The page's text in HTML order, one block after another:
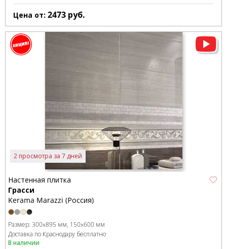
Цена от: 2473 руб.
2 просмотра за 7 дней
Настенная плитка
Грасси
Kerama Marazzi (Россия)
Размер: 300x895 мм 150x600 мм
Доставка по Краснодару бесплатно
В наличии